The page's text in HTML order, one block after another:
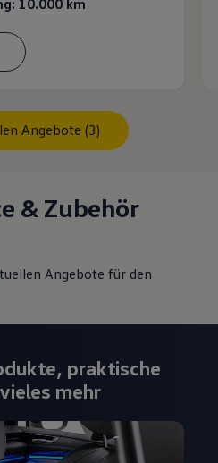
Angebote (3)
& Zubehör
Angebote für den
praktische
mehr